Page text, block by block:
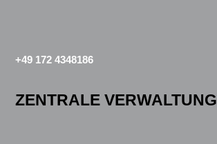
+49 172 4348186
ZENTRALE VERWALTUNG